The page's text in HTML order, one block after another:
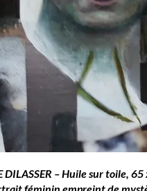
DILASSER – Huile sur toile,